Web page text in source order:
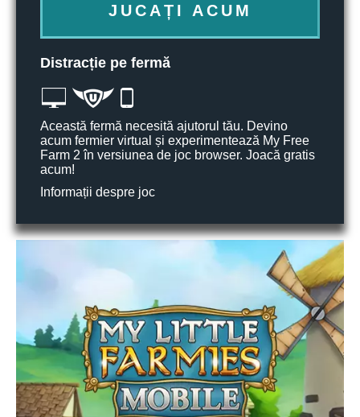
JUCAȚI ACUM
Distracție pe fermă
Această fermă necesită ajutorul tău. Devino
acum fermier virtual și experimentează My Free
Farm 2 în versiunea de joc browser. Joacă gratis
acum!
Informații despre joc